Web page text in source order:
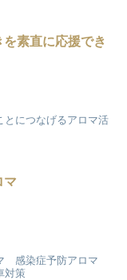
素直に応援でき
とにつなげるアロマ活
マ
感染症予防アロマ
対策